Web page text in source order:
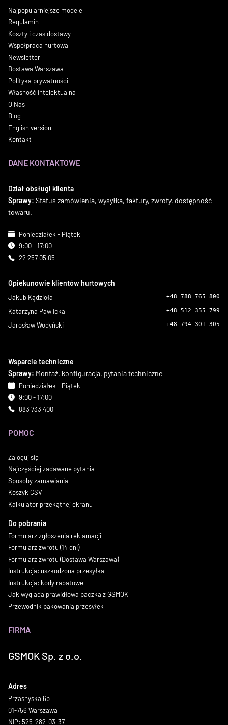
Najpopularniejsze modele
Regulamin
Koszty i czas dostawy
Współpraca hurtowa
Newsletter
Dostawa Warszawa
Polityka prywatności
Własność intelektualna
O Nas
Blog
English version
Kontakt
DANE KONTAKTOWE
Dział obsługi klienta
Sprawy: Status zamówienia, wysyłka, faktury, zwroty, dostępność
towaru.
Poniedziałek - Piątek
9:00 - 17:00
22 257 05 05
Opiekunowie klientów hurtowych
Jakub Kądzioła +48 788 765 800
Katarzyna Pawlicka +48 512 355 799
Jarosław Wodyński +48 794 301 305
Wsparcie techniczne
Sprawy: Montaż, konfiguracja, pytania techniczne
Poniedziałek - Piątek
9:00 - 17:00
883 733 400
POMOC
Zaloguj się
Najczęściej zadawane pytania
Sposoby zamawiania
Koszyk CSV
Kalkulator przekątnej ekranu
Do pobrania
Formularz zgłoszenia reklamacji
Formularz zwrotu (14 dni)
Formularz zwrotu (Dostawa Warszawa)
Instrukcja: uszkodzona przesyłka
Instrukcja: kody rabatowe
Jak wygląda prawidłowa paczka z GSMOK
Przewodnik pakowania przesyłek
FIRMA
GSMOK Sp. z o.o.
Adres
Przasnyska 6b
01-756 Warszawa
NIP: 525-282-03-37